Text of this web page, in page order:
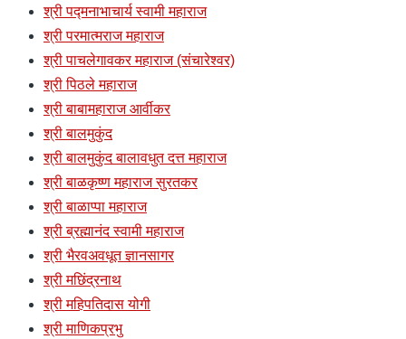
श्री पद्मनाभाचार्य स्वामी महाराज
श्री परमात्मराज महाराज
श्री पाचलेगावकर महाराज (संचारेश्वर)
श्री पिठले महाराज
श्री बाबामहाराज आर्वीकर
श्री बालमुकुंद
श्री बालमुकुंद बालावधुत दत्त महाराज
श्री बाळकृष्ण महाराज सुरतकर
श्री बाळाप्पा महाराज
श्री ब्रह्मानंद स्वामी महाराज
श्री भैरवअवधूत ज्ञानसागर
श्री मछिंद्रनाथ
श्री महिपतिदास योगी
श्री माणिकप्रभु